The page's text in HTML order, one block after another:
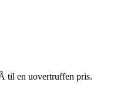
til en uovertruffen pris.